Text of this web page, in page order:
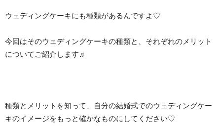
ウェディングケーキにも種類があるんですよ♡
今回はそのウェディングケーキの種類と、それぞれのメリット
についてご紹介します♬
種類とメリットを知って、自分の結婚式でのウェディングケー
キのイメージをもっと確かなものにしてください♡